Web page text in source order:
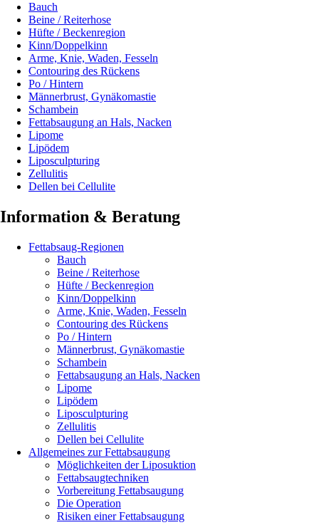
Bauch
Beine / Reiterhose
Hüfte / Beckenregion
Kinn/Doppelkinn
Arme, Knie, Waden, Fesseln
Contouring des Rückens
Po / Hintern
Männerbrust, Gynäkomastie
Schambein
Fettabsaugung an Hals, Nacken
Lipome
Lipödem
Liposculpturing
Zellulitis
Dellen bei Cellulite
Information & Beratung
Fettabsaug-Regionen
Bauch
Beine / Reiterhose
Hüfte / Beckenregion
Kinn/Doppelkinn
Arme, Knie, Waden, Fesseln
Contouring des Rückens
Po / Hintern
Männerbrust, Gynäkomastie
Schambein
Fettabsaugung an Hals, Nacken
Lipome
Lipödem
Liposculpturing
Zellulitis
Dellen bei Cellulite
Allgemeines zur Fettabsaugung
Möglichkeiten der Liposuktion
Fettabsaugtechniken
Vorbereitung Fettabsaugung
Die Operation
Risiken einer Fettabsaugung